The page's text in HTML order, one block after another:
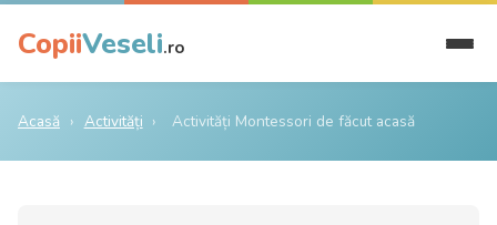
CopiiVeseli.ro
Acasă › Activități › Activități Montessori de făcut acasă